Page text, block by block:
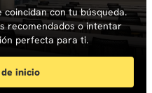
con tu búsqueda.
recomendados o intentar
perfecta para ti.
inicio